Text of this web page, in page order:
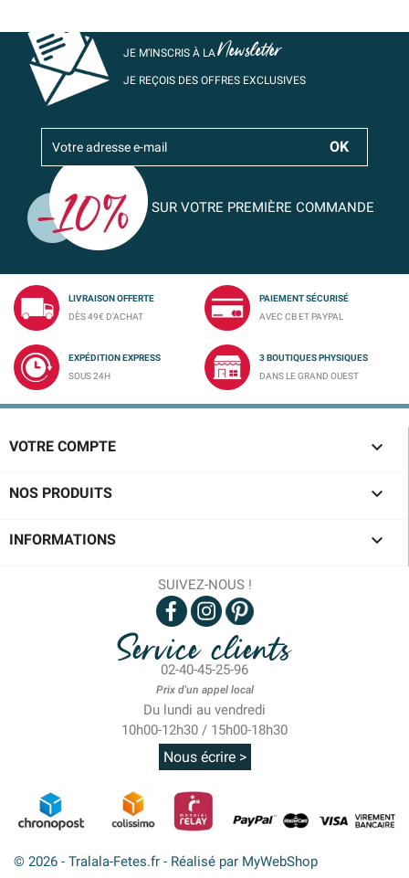
JE M’INSCRIS À LANewsletter
JE REÇOIS DES OFFRES EXCLUSIVES
SUR VOTRE PREMIÈRE COMMANDE
LIVRAISON OFFERTE
DÈS 49€ D'ACHAT
PAIEMENT SÉCURISÉ
AVEC CB ET PAYPAL
EXPÉDITION EXPRESS
SOUS 24H
3 BOUTIQUES PHYSIQUES
DANS LE GRAND OUEST
VOTRE COMPTE 
NOS PRODUITS 
INFORMATIONS 
SUIVEZ-NOUS !
Service clients
02-40-45-25-96
Prix d'un appel local
Du lundi au vendredi
10h00-12h30 / 15h00-18h30
Nous écrire >
© 2026 - Tralala-Fetes.fr - Réalisé par MyWebShop